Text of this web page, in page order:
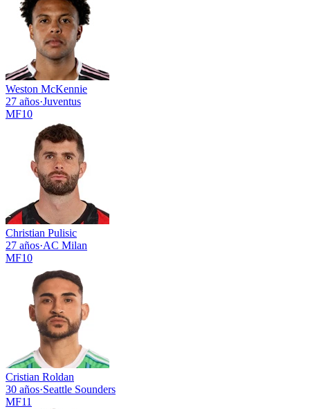
Weston McKennie
27 años·Juventus
MF10
Christian Pulisic
27 años·AC Milan
MF10
Cristian Roldan
30 años·Seattle Sounders
MF11